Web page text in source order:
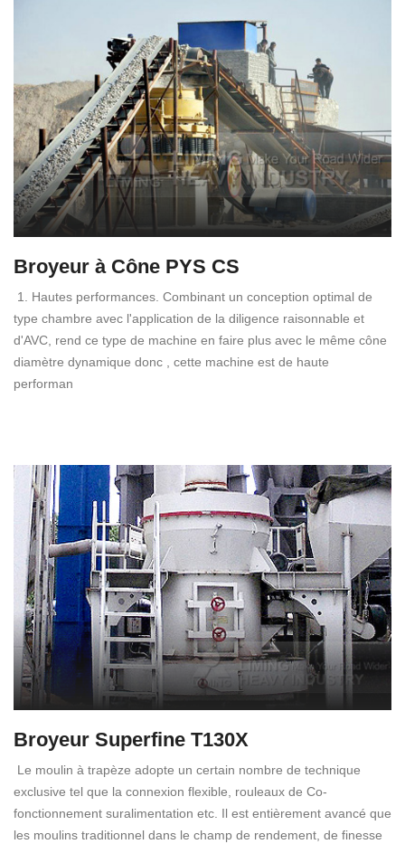
Broyeur à Cône PYS CS
1. Hautes performances. Combinant un conception optimal de
type chambre avec l'application de la diligence raisonnable et
d'AVC, rend ce type de machine en faire plus avec le même cône
diamètre dynamique donc , cette machine est de haute
performan
Broyeur Superfine T130X
Le moulin à trapèze adopte un certain nombre de technique
exclusive tel que la connexion flexible, rouleaux de Co-
fonctionnement suralimentation etc. Il est entièrement avancé que
les moulins traditionnel dans le champ de rendement, de finesse